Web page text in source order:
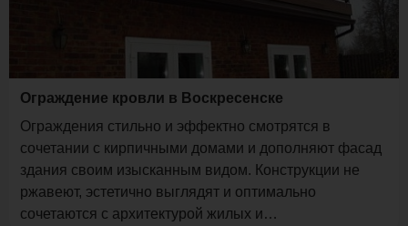
Ограждение кровли в Воскресенске
Ограждения стильно и эффектно смотрятся в
сочетании с кирпичными домами и дополняют фасад
здания своим изысканным видом. Конструкции не
ржавеют, эстетично выглядят и оптимально
сочетаются с архитектурой жилых и